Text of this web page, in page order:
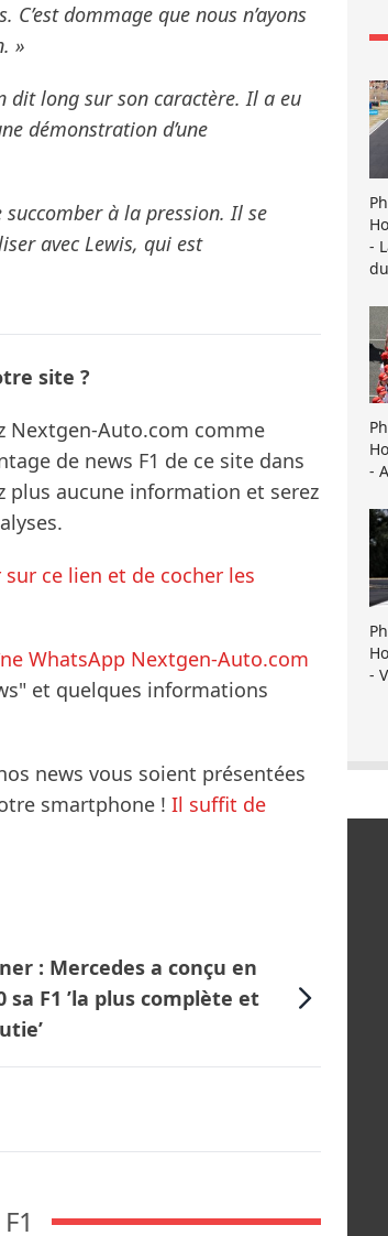
dommage que nous n’ayons
»
dit long sur son caractère. Il a eu
démonstration d’une
à la pression. Il se
avec Lewis, qui est
site ?
Nextgen-Auto.com comme
de news F1 de ce site dans
plus aucune information et serez
ce lien et de cocher les
WhatsApp Nextgen-Auto.com
et quelques informations
news vous soient présentées
smartphone ! Il suffit de
: Mercedes a conçu en
sa F1 ’la plus complète et
-
-
-